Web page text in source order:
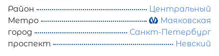
Район
Центральный
Метро
Маяковская
город
Санкт-Петербург
проспект
Невский